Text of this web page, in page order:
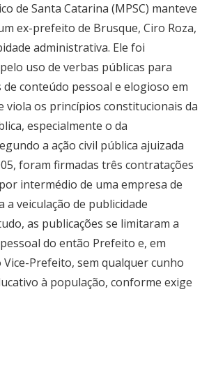
de Santa Catarina (MPSC) manteve
ex-prefeito de Brusque, Ciro Roza,
administrativa. Ele foi
uso de verbas públicas para
conteúdo pessoal e elogioso em
viola os princípios constitucionais da
especialmente o da
a ação civil pública ajuizada
foram firmadas três contratações
intermédio de uma empresa de
a veiculação de publicidade
as publicações se limitaram a
do então Prefeito e, em
Vice-Prefeito, sem qualquer cunho
à população, conforme exige